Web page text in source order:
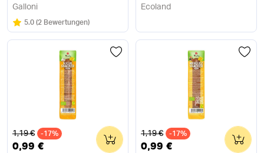
Galloni
Bewertung:
5.0/5
(2 Bewertungen)
Ecoland
Alter Preis
1,19 € -17%
0,99 €
0 Alter Preis
1,19 € -17%
0,99 €
0